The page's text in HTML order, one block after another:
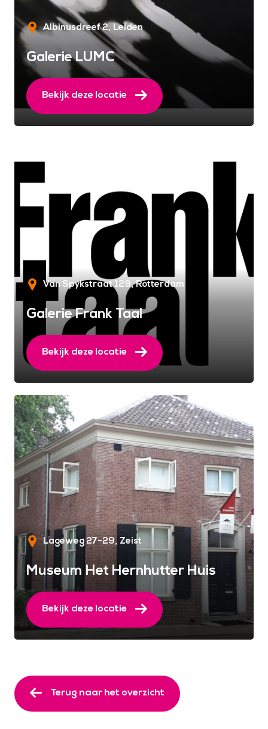
Albinusdreef 2 Leiden
Galerie LUMC
Bekijk deze locatie
Van Spykstraat 129 Rotterdam
Galerie Frank Taal
Bekijk deze locatie
Lageweg 27-29 Zeist
Museum Het Hernhutter Huis
Bekijk deze locatie
Terug naar het overzicht